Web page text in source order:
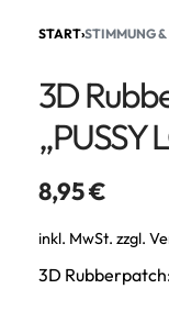
START›STIMMUNG &
3D
„PUSSY
8,95€
inkl. MwSt. zzgl.
3D